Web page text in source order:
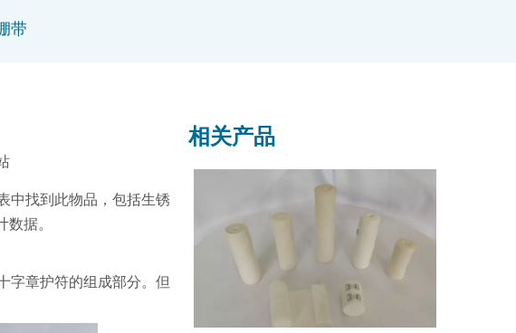
带
中找到此物品，包括生锈
据。
字章护符的组成部分。但
相关产品